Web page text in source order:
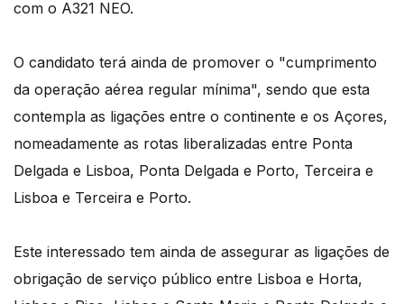
com o A321 NEO.
O candidato terá ainda de promover o "cumprimento
da operação aérea regular mínima", sendo que esta
contempla as ligações entre o continente e os Açores,
nomeadamente as rotas liberalizadas entre Ponta
Delgada e Lisboa, Ponta Delgada e Porto, Terceira e
Lisboa e Terceira e Porto.
Este interessado tem ainda de assegurar as ligações de
obrigação de serviço público entre Lisboa e Horta,